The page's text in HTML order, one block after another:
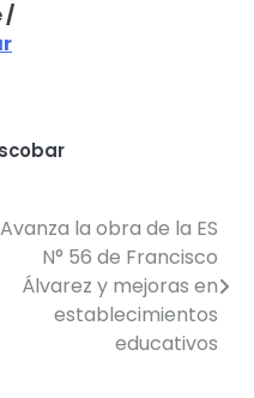
/
Avanza la obra de la ES
N° 56 de Francisco
Álvarez y mejoras en
establecimientos
educativos